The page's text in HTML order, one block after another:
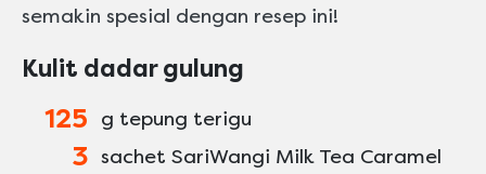
semakin spesial dengan resep ini!
Kulit dadar gulung
125 g tepung terigu
3 sachet SariWangi Milk Tea Caramel